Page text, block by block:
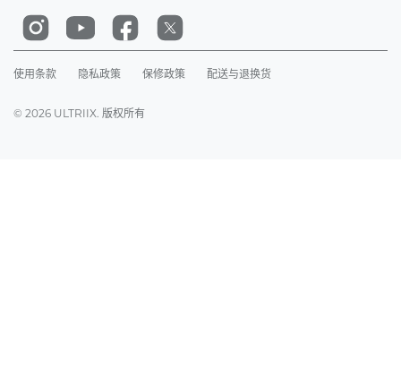
使用条款 隐私政策 保修政策 配送与退换货
© 2026 ULTRIIX. 版权所有